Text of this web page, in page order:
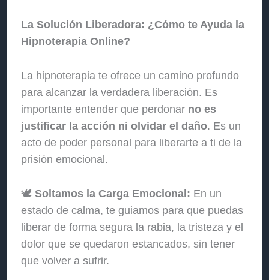
La Solución Liberadora: ¿Cómo te Ayuda la
Hipnoterapia Online?
La hipnoterapia te ofrece un camino profundo
para alcanzar la verdadera liberación. Es
importante entender que perdonar no es
justificar la acción ni olvidar el daño. Es un
acto de poder personal para liberarte a ti de la
prisión emocional.
🕊️Soltamos la Carga Emocional: En un
estado de calma, te guiamos para que puedas
liberar de forma segura la rabia, la tristeza y el
dolor que se quedaron estancados, sin tener
que volver a sufrir.